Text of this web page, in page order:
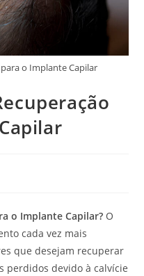
o Implante Capilar
o Implante Capilar? O
cada vez mais
que desejam recuperar
perdidos devido à calvície